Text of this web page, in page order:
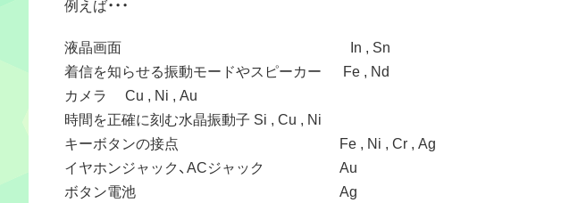
液晶画面 In , Sn
着信を知らせる振動モードやスピーカー Fe , Nd
カメラ Cu , Ni , Au
時間を正確に刻む水晶振動子 Si , Cu , Ni
キーボタンの接点 Fe , Ni , Cr , Ag
イヤホンジャック、ACジャック Au
ボタン電池 Ag